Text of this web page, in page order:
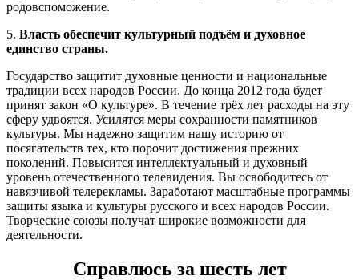
родовспоможение.
5. Власть обеспечит культурный подъём и духовное
единство страны.
Государство защитит духовные ценности и национальные
традиции всех народов России. До конца 2012 года будет
принят закон «О культуре». В течение трёх лет расходы на эту
сферу удвоятся. Усилятся меры сохранности памятников
культуры. Мы надежно защитим нашу историю от
посягательств тех, кто порочит достижения прежних
поколений. Повысится интеллектуальный и духовный
уровень отечественного телевидения. Вы освободитесь от
навязчивой телерекламы. Заработают масштабные программы
защиты языка и культуры русского и всех народов России.
Творческие союзы получат широкие возможности для
деятельности.
Справлюсь за шесть лет